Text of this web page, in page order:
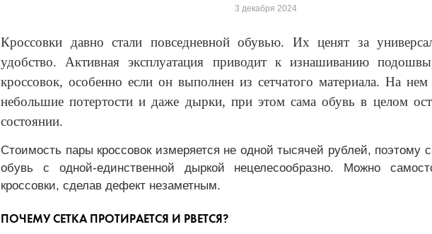
3 декабря 2024
Кроссовки давно стали повседневной обувью. Их ценят за
удобство. Активная эксплуатация приводит к изнашиванию
кроссовок, особенно если он выполнен из сетчатого материала. На нем
небольшие потертости и даже дырки, при этом сама обувь в целом
состоянии.
Стоимость пары кроссовок измеряется не одной тысячей рублей, поэтому
обувь с одной-единственной дыркой нецелесообразно. Можно
кроссовки, сделав дефект незаметным.
ПОЧЕМУ СЕТКА ПРОТИРАЕТСЯ И РВЕТСЯ?